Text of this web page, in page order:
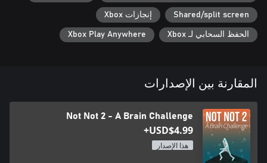
Shared/split screen إنجازات Xbox
الحفظ السحابي لـ Xbox Xbox Play Anywhere
المقارنة بين الإصدارات
Not Not 2 - A Brain Challenge
USD$4.99+
هذا الإصدار